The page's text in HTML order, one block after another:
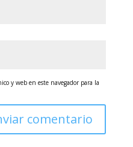
y web en este navegador para la